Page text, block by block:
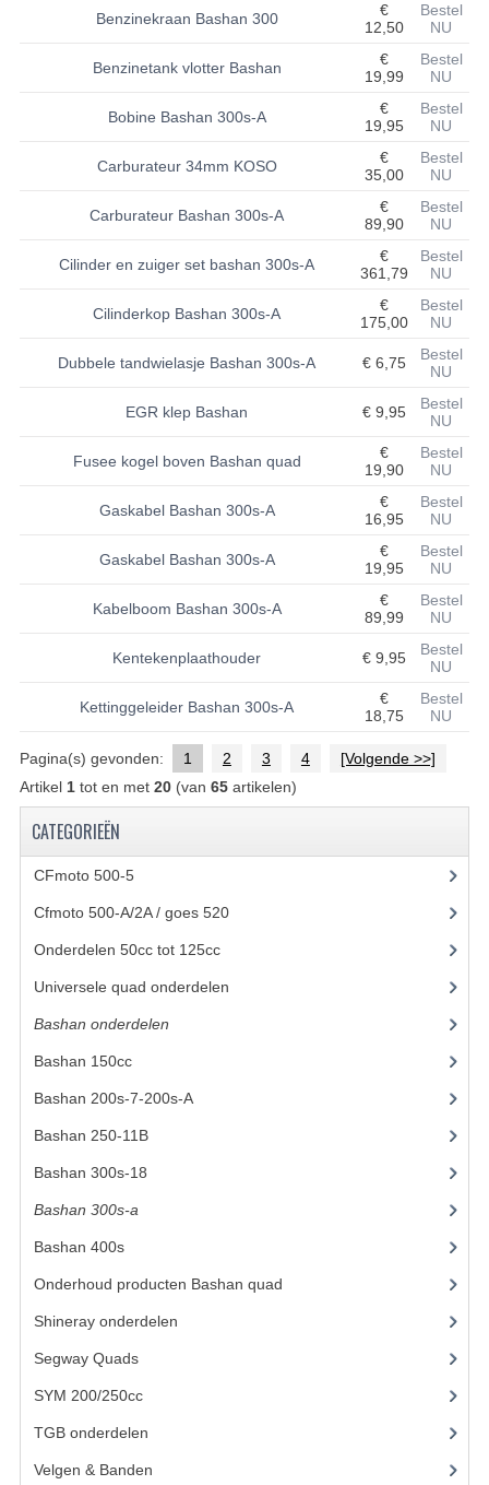
KETTING EN TANDWIELEN
KOEL SYSTEEM
MOTOR
REM SYSTEEM
SCHOKBREKERS
STUUR INRICHTING
GEREEDSCHAP
BASHAN 250-11B
BRANDSTOF SYSTEEM
ELEKTRONICA
KAPPEN EN FRAME
Benzinekraan Bashan 300
€
12,50
Bestel
NU
Benzinetank vlotter Bashan
€
19,99
Bestel
NU
Bobine Bashan 300s-A
€
19,95
Bestel
NU
Carburateur 34mm KOSO
€
35,00
Bestel
NU
Carburateur Bashan 300s-A
€
89,90
Bestel
NU
Cilinder en zuiger set bashan 300s-A
€
361,79
Bestel
NU
Cilinderkop Bashan 300s-A
€
175,00
Bestel
NU
Dubbele tandwielasje Bashan 300s-A € 6,75
Bestel
NU
EGR klep Bashan € 9,95
Bestel
NU
Fusee kogel boven Bashan quad
€
19,90
Bestel
NU
Gaskabel Bashan 300s-A
€
16,95
Bestel
NU
Gaskabel Bashan 300s-A
€
19,95
Bestel
NU
Kabelboom Bashan 300s-A
€
89,99
Bestel
NU
Kentekenplaathouder € 9,95
Bestel
NU
Kettinggeleider Bashan 300s-A
€
18,75
Bestel
NU
Pagina(s) gevonden: 1 2 3 4
[Volgende >>]
Artikel 1tot en met 20(van 65artikelen)
CATEGORIEËN
CFmoto 500-5(5)
Cfmoto 500-A/2A / goes 520(347)
Onderdelen 50cc tot 125cc(49)
Universele quad onderdelen
Bashan onderdelen
Bashan 150cc(36)
Bashan 200s-7-200s-A(481)
Bashan 250-11B(385)
Bashan 300s-18
Bashan 300s-a
Bashan 400s(5)
Onderhoud producten Bashan quad
Shineray onderdelen
Segway Quads(6)
SYM 200/250cc(15)
TGB onderdelen
Velgen & Banden